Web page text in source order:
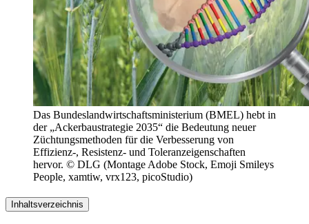
Das Bundeslandwirtschaftsministerium (BMEL) hebt in
der „Ackerbaustrategie 2035“ die Bedeutung neuer
Züchtungsmethoden für die Verbesserung von
Effizienz-, Resistenz- und Toleranzeigenschaften
hervor. © DLG (Montage Adobe Stock, Emoji Smileys
People, xamtiw, vrx123, picoStudio)
Inhaltsverzeichnis